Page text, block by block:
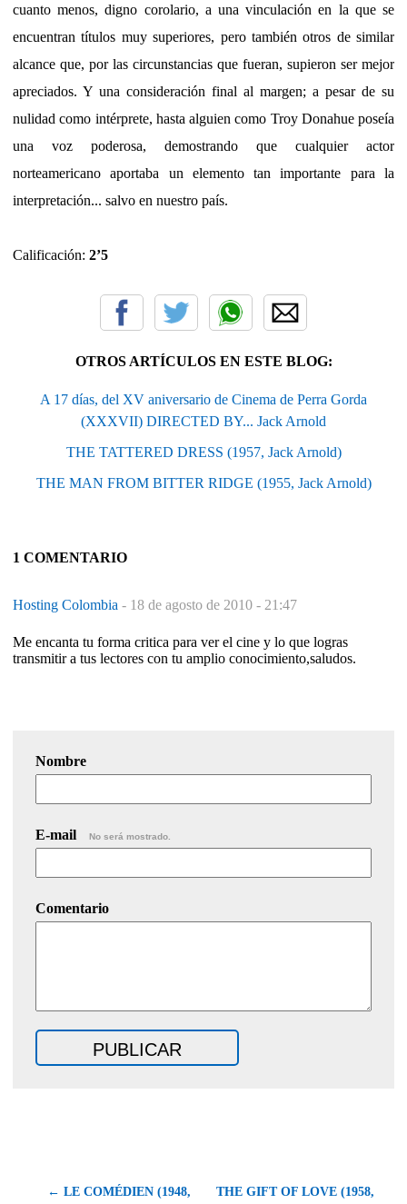
cuanto menos, digno corolario, a una vinculación en la que se
encuentran títulos muy superiores, pero también otros de similar
alcance que, por las circunstancias que fueran, supieron ser mejor
apreciados. Y una consideración final al margen; a pesar de su
nulidad como intérprete, hasta alguien como Troy Donahue poseía
una voz poderosa, demostrando que cualquier actor
norteamericano aportaba un elemento tan importante para la
interpretación... salvo en nuestro país.
Calificación: 2’5
OTROS ARTÍCULOS EN ESTE BLOG:
A 17 días, del XV aniversario de Cinema de Perra Gorda
(XXXVII) DIRECTED BY... Jack Arnold
THE TATTERED DRESS (1957, Jack Arnold)
THE MAN FROM BITTER RIDGE (1955, Jack Arnold)
1 COMENTARIO
Hosting Colombia - 18 de agosto de 2010 - 21:47
Me encanta tu forma critica para ver el cine y lo que logras
transmitir a tus lectores con tu amplio conocimiento,saludos.
Nombre
E-mail No será mostrado.
Comentario
← LE COMÉDIEN (1948, THE GIFT OF LOVE (1958,